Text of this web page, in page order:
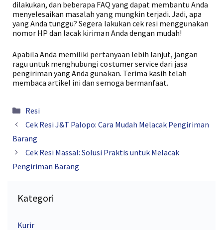
dilakukan, dan beberapa FAQ yang dapat membantu Anda
menyelesaikan masalah yang mungkin terjadi. Jadi, apa
yang Anda tunggu? Segera lakukan cek resi menggunakan
nomor HP dan lacak kiriman Anda dengan mudah!
Apabila Anda memiliki pertanyaan lebih lanjut, jangan
ragu untuk menghubungi costumer service dari jasa
pengiriman yang Anda gunakan. Terima kasih telah
membaca artikel ini dan semoga bermanfaat.
Kategori
Resi
Cek Resi J&T Palopo: Cara Mudah Melacak Pengiriman
Barang
Cek Resi Massal: Solusi Praktis untuk Melacak
Pengiriman Barang
Kategori
Kurir